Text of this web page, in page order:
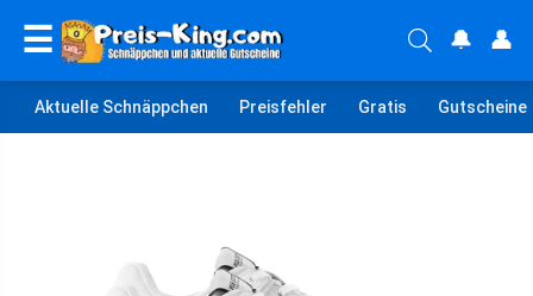
☰ 🔔 👤
Aktuelle Schnäppchen Preisfehler Gratis Gutscheine